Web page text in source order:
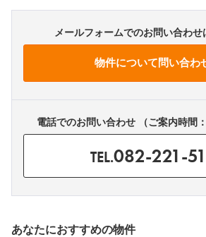
メールフォームでのお問い合わせ
電話でのお問い合わせ （ご案内時間
TEL.082-221-
あなたにおすすめの物件